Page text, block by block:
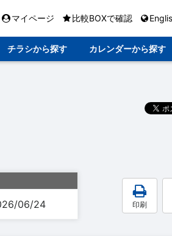
マイページ 比較BOXで確認
チラシから探す カレンダーから探す
06/24 印刷